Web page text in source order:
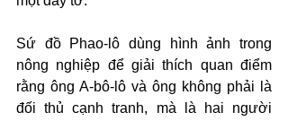
Sứ đồ Phao-lô dùng hình ảnh trong
nông nghiệp để giải thích quan điểm
rằng ông A-bô-lô và ông không phải là
đối thủ cạnh tranh, mà là hai người